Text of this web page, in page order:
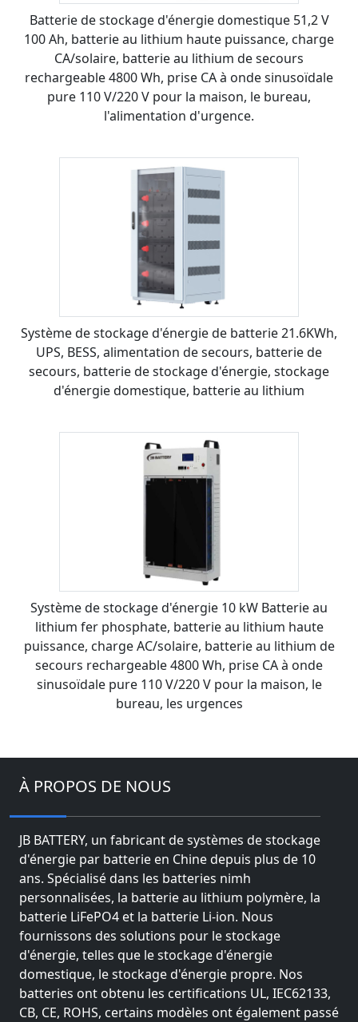
Batterie de stockage d'énergie domestique 51,2 V
100 Ah, batterie au lithium haute puissance, charge
CA/solaire, batterie au lithium de secours
rechargeable 4800 Wh, prise CA à onde sinusoïdale
pure 110 V/220 V pour la maison, le bureau,
l'alimentation d'urgence.
Système de stockage d'énergie de batterie 21.6KWh,
UPS, BESS, alimentation de secours, batterie de
secours, batterie de stockage d'énergie, stockage
d'énergie domestique, batterie au lithium
Système de stockage d'énergie 10 kW Batterie au
lithium fer phosphate, batterie au lithium haute
puissance, charge AC/solaire, batterie au lithium de
secours rechargeable 4800 Wh, prise CA à onde
sinusoïdale pure 110 V/220 V pour la maison, le
bureau, les urgences
À PROPOS DE NOUS
JB BATTERY, un fabricant de systèmes de stockage
d'énergie par batterie en Chine depuis plus de 10
ans. Spécialisé dans les batteries nimh
personnalisées, la batterie au lithium polymère, la
batterie LiFePO4 et la batterie Li-ion. Nous
fournissons des solutions pour le stockage
d'énergie, telles que le stockage d'énergie
domestique, le stockage d'énergie propre. Nos
batteries ont obtenu les certifications UL, IEC62133,
CB, CE, ROHS, certains modèles ont également passé